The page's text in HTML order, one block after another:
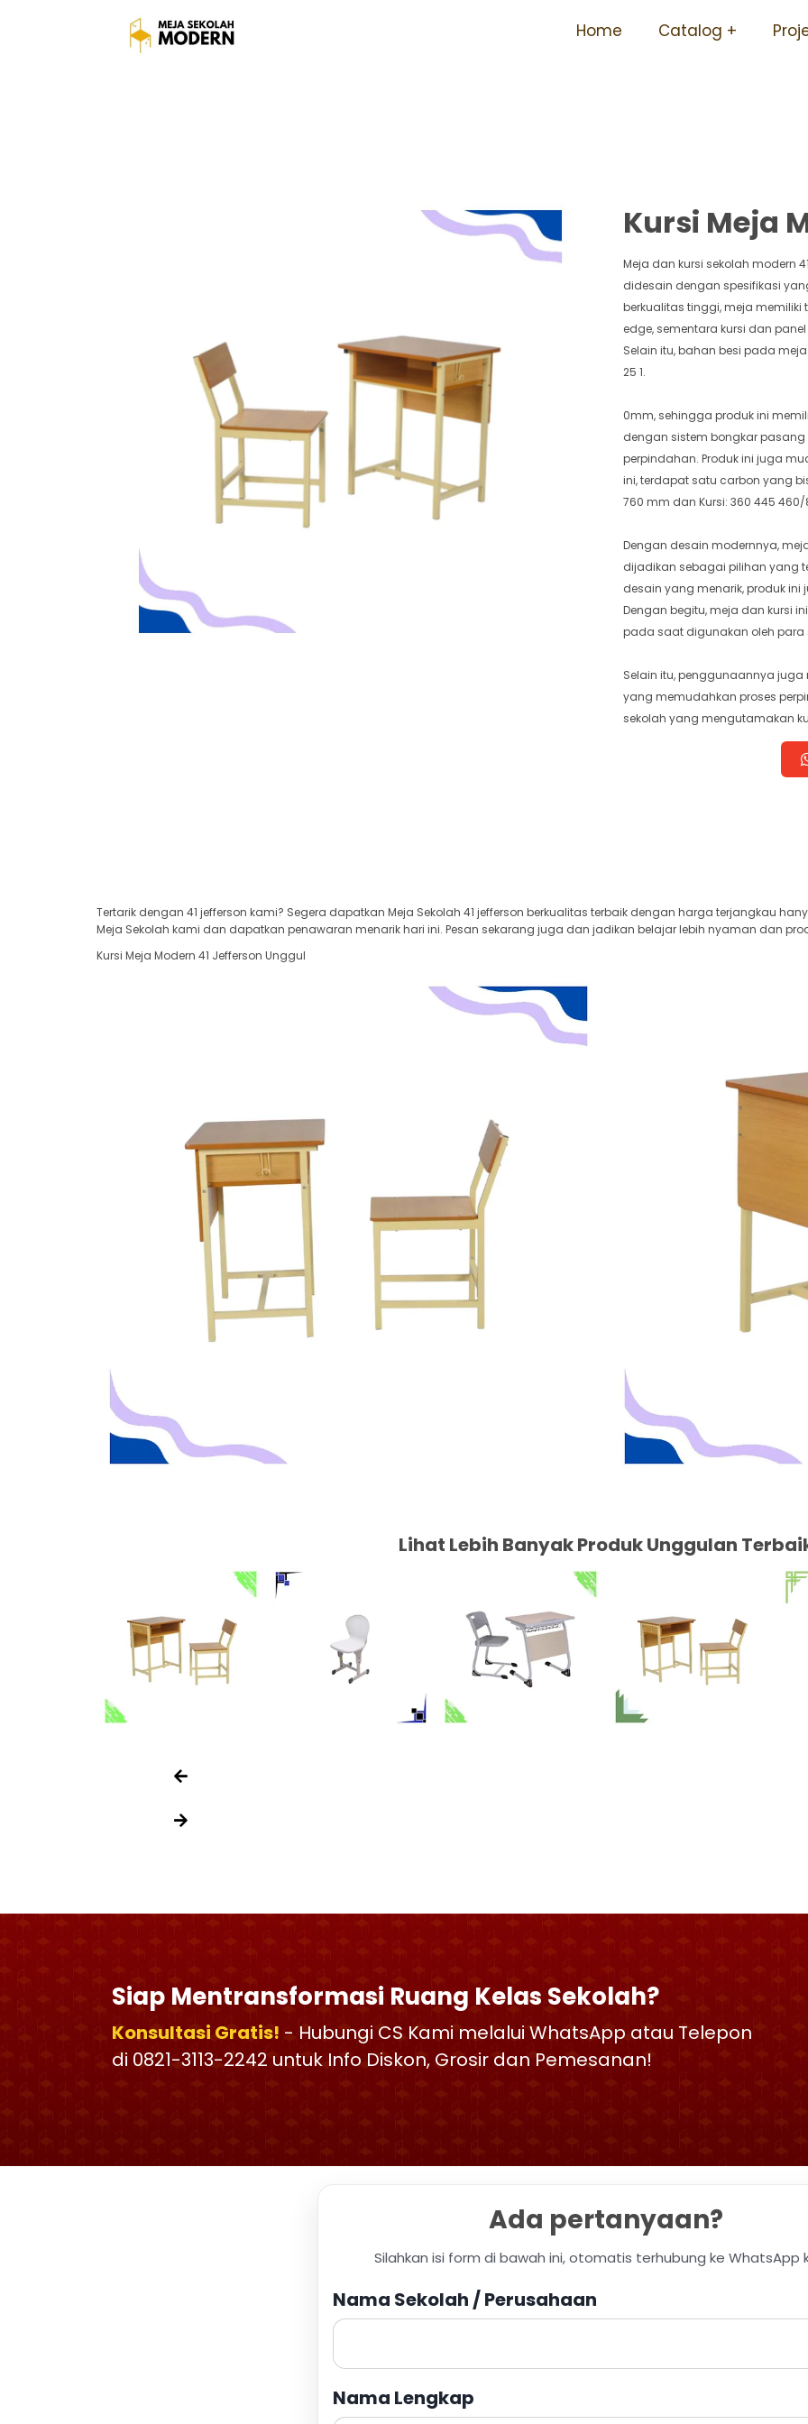
Home Catalog
Meja Sekolah Murah Tersedia Berbagai Ukuran
Kursi Meja
Meja dan kursi sekolah modern
didesain dengan spesifikasi
berkualitas tinggi, meja memiliki
edge, sementara kursi dan
Selain itu, bahan besi pada
25 1.
0mm, sehingga produk ini
dengan sistem bongkar
perpindahan. Produk ini juga
ini, terdapat satu carbon yang
760 mm dan Kursi: 360 445
Dengan desain modernnya,
dijadikan sebagai pilihan yang
desain yang menarik, produk
Dengan begitu, meja dan kursi
pada saat digunakan oleh para
Selain itu, penggunaannya
yang memudahkan proses
sekolah yang mengutamakan
Tertarik dengan 41 jefferson kami? Segera dapatkan Meja Sekolah 41 jefferson berkualitas terbaik dengan harga terjangkau
Meja Sekolah kami dan dapatkan penawaran menarik hari ini. Pesan sekarang juga dan jadikan belajar lebih nyaman dan
Kursi Meja Modern 41 Jefferson Unggul
Lihat Lebih Banyak Produk Unggulan
Siap Mentransformasi Ruang Kelas Sekolah?
Konsultasi Gratis! - Hubungi CS Kami melalui WhatsApp atau Telepon
di 0821-3113-2242 untuk Info Diskon, Grosir dan Pemesanan!
Ada pertanyaan?
Silahkan isi form di bawah ini, otomatis terhubung ke WhatsApp
Nama Sekolah / Perusahaan
Nama Lengkap